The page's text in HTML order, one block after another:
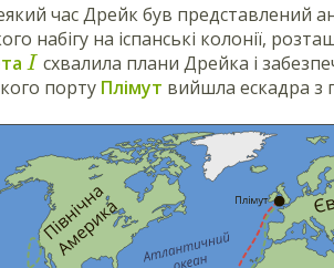
час Дрейк був представлений
набігу на іспанські колонії,
I схвалила плани Дрейка і
порту Плімут вийшла ескадра з